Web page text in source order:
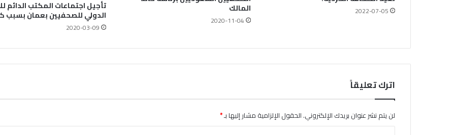
2022-07-05 المالك
2020-11-04
تأجيل اجتماعات المكتب الدائم
الدولي للصحفيين بعمان بسبب
2020-03-09
اترك تعليقاً
لن يتم نشر عنوان بريدك الإلكتروني.الحقول الإلزامية مشار إليها بـ*